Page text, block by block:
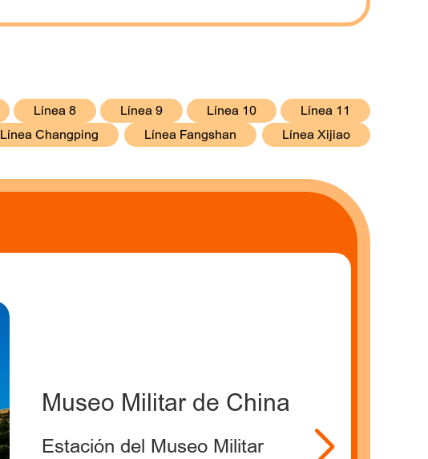
Línea 8 Línea 9 Línea 10
Línea 11
Línea Changping Línea Fangshan Línea Xijiao
Museo Militar de China
Estación del Museo Militar